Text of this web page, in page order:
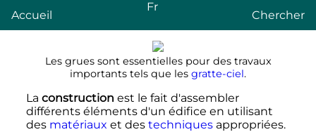
Accueil
Fr
Chercher
Les grues sont essentielles pour des travaux
importants tels que les gratte-ciel.
La construction est le fait d'assembler
différents éléments d'un édifice en utilisant
des matériaux et des techniquesappropriées.